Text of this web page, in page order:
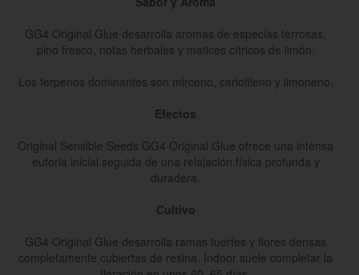
GG4 Original Glue desarrolla aromas de especias terrosas,
pino fresco, notas herbales y matices cítricos de limón.
Los terpenos dominantes son mirceno, cariofileno y limoneno.
Efectos
Original Sensible Seeds GG4 Original Glue ofrece una intensa
euforia inicial seguida de una relajación física profunda y
duradera.
Cultivo
GG4 Original Glue desarrolla ramas fuertes y flores densas
completamente cubiertas de resina. Indoor suele completar la